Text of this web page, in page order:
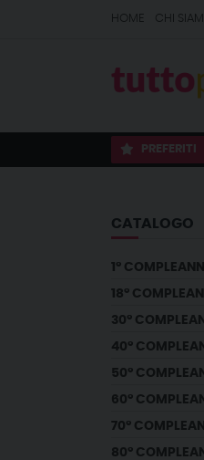
HOME CHI
PREFERITI
CATALOGO
1°
18°
30°
40°
50°
60°
70°
80°